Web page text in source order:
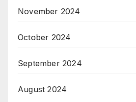
November 2024
October 2024
September 2024
August 2024